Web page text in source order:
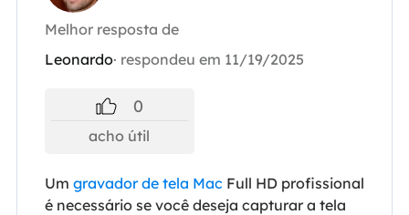
Melhor resposta de
Leonardo· respondeu em 11/19/2025
0
acho útil
Um gravador de tela Mac Full HD profissional
é necessário se você deseja capturar a tela